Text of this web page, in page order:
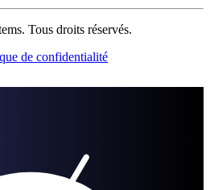
Tous droits réservés.
de confidentialité